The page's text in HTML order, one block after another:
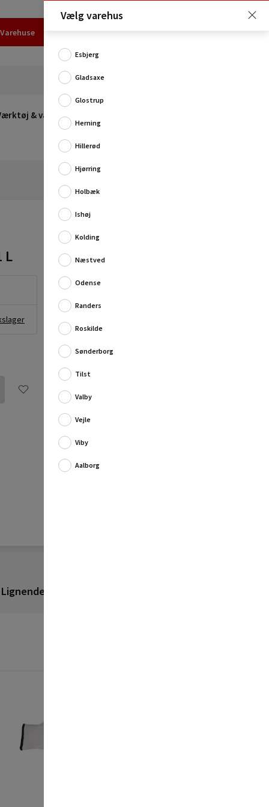
Varehuse
& værksted
L
Anvendes til rengøring af malerværktøj som
rengøres straks efter brug for at opnå det beds...
Fuld produktbeskrivelse
Fare
Forårsager alvorlig øjenskade.
Skadelig for vandlevende
virkninger. (H412)
Lignende produkter
Vælg varehus
Esbjerg
Gladsaxe
Glostrup
Herning
Hillerød
Hjørring
Holbæk
Ishøj
Kolding
Næstved
Odense
Randers
Roskilde
Sønderborg
Tilst
Valby
Vejle
Viby
Aalborg